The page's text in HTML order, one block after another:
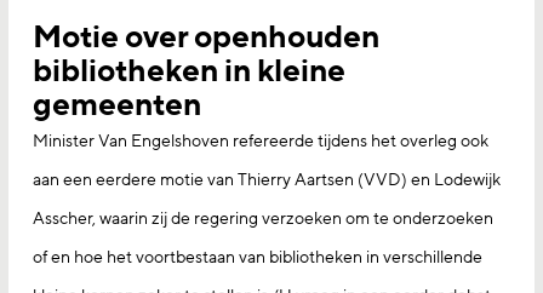
Motie over openhouden
bibliotheken in kleine
gemeenten
Minister Van Engelshoven refereerde tijdens het overleg ook
aan een eerdere motie van Thierry Aartsen (VVD) en Lodewijk
Asscher, waarin zij de regering verzoeken om te onderzoeken
of en hoe het voortbestaan van bibliotheken in verschillende